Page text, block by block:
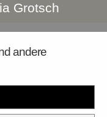
Grotsch
andere